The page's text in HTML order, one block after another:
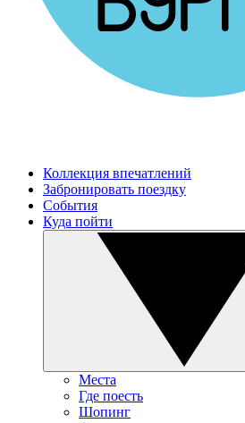
Коллекция впечатлений
Забронировать поездку
События
Куда пойти
Места
Где поесть
Шопинг